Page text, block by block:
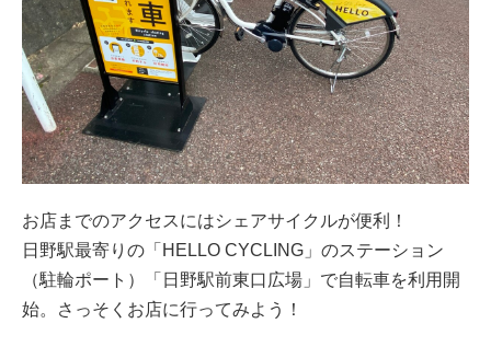
お店までのアクセスにはシェアサイクルが便利！
日野駅最寄りの「HELLO CYCLING」のステーション
（駐輪ポート）「日野駅前東口広場」で自転車を利用開
始。さっそくお店に行ってみよう！